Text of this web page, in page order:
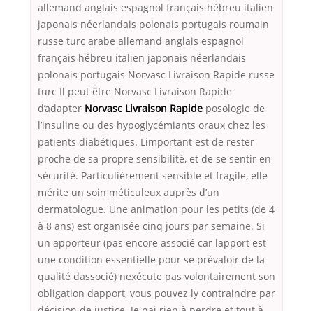
allemand anglais espagnol français hébreu italien
japonais néerlandais polonais portugais roumain
russe turc arabe allemand anglais espagnol
français hébreu italien japonais néerlandais
polonais portugais Norvasc Livraison Rapide russe
turc Il peut être Norvasc Livraison Rapide
d’adapter Norvasc Livraison Rapide posologie de
l’insuline ou des hypoglycémiants oraux chez les
patients diabétiques. Limportant est de rester
proche de sa propre sensibilité, et de se sentir en
sécurité. Particulièrement sensible et fragile, elle
mérite un soin méticuleux auprès d’un
dermatologue. Une animation pour les petits (de 4
à 8 ans) est organisée cinq jours par semaine. Si
un apporteur (pas encore associé car lapport est
une condition essentielle pour se prévaloir de la
qualité dassocié) nexécute pas volontairement son
obligation dapport, vous pouvez ly contraindre par